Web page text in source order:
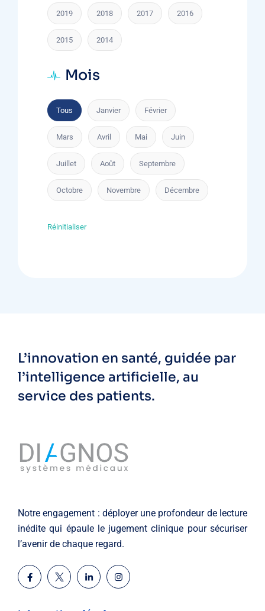
2019 2018 2017 2016
2015 2014
Mois
Tous Janvier Février
Mars Avril Mai Juin
Juillet Août Septembre
Octobre Novembre Décembre
Réinitialiser
L’innovation en santé, guidée par
l’intelligence artificielle, au
service des patients.
Notre engagement : déployer une profondeur de lecture
inédite qui épaule le jugement clinique pour sécuriser
l’avenir de chaque regard.